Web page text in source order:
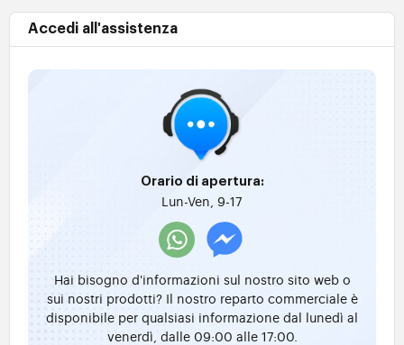
Accedi all'assistenza
Orario di apertura:
Lun-Ven, 9-17
Hai bisogno d'informazioni sul nostro sito web o
sui nostri prodotti? Il nostro reparto commerciale è
disponibile per qualsiasi informazione dal lunedì al
venerdì, dalle 09:00 alle 17:00.